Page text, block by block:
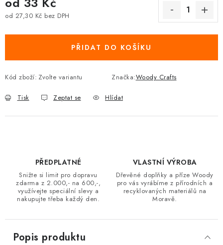
od 27,30 Kč bez DPH
PŘIDAT DO KOŠÍKU
Kód zboží: Zvolte variantu Značka:Woody Crafts
Tisk Zeptat se Hlídat
PŘEDPLATNÉ
Snižte si limit pro dopravu
zdarma z 2.000,- na 600,-,
využívejte speciální slevy a
nakupujte třeba každý den.
VLASTNÍ VÝROBA
Dřevěné doplňky a příze Woody
pro vás vyrábíme z přírodních a
recyklovaných materiálů na
Moravě.
Popis produktu